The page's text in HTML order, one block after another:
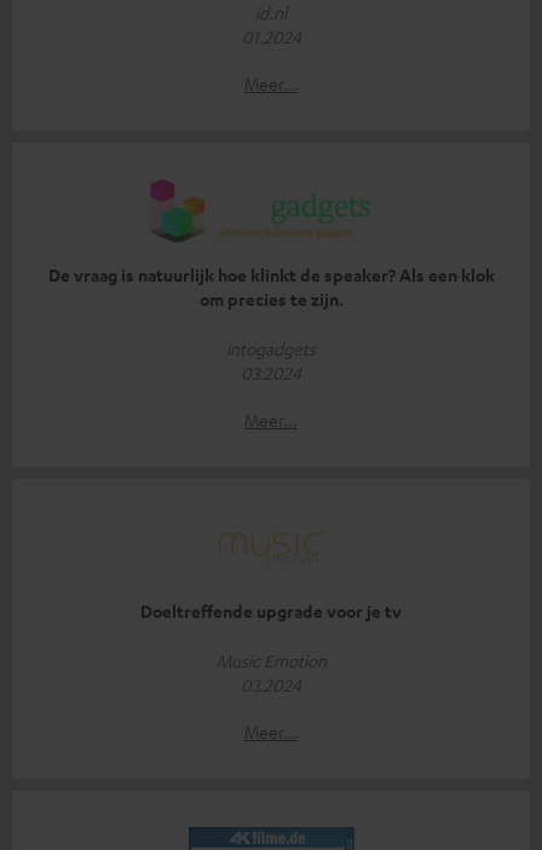
id.nl
01.2024
Meer...
De vraag is natuurlijk hoe klinkt de speaker? Als een klok
om precies te zijn.
intogadgets
03.2024
Meer...
Doeltreffende upgrade voor je tv
Music Emotion
03.2024
Meer...